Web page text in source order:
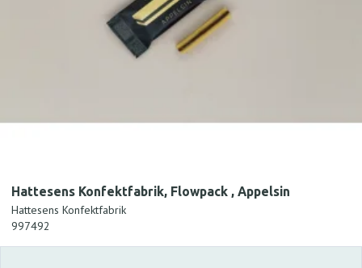
Hattesens Konfektfabrik, Flowpack , Appelsin
Hattesens Konfektfabrik
997492